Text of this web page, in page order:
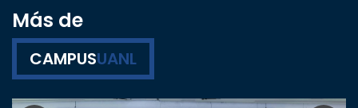
Más de
CAMPUSUANL